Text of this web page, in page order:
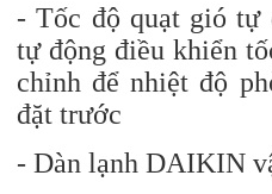
- Tốc độ quạt gió
tự động điều khiển
chỉnh để nhiệt độ
đặt trước
- Dàn lạnh DAIKIN